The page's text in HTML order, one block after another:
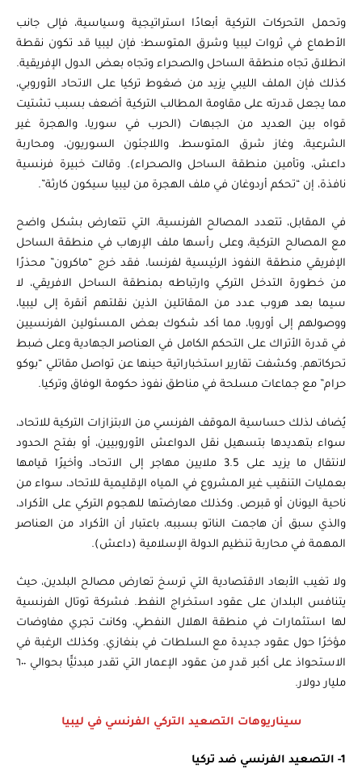
وتحمل التحركات التركية أبعادًا استراتيجية وسياسية، فإلى جانب
الأطماع في ثروات ليبيا وشرق المتوسط؛ فإن ليبيا قد تكون نقطة
انطلاق تجاه منطقة الساحل والصحراء وتجاه بعض الدول الإفريقية.
كذلك فإن الملف الليبي يزيد من ضغوط تركيا على الاتحاد الأوروبي،
مما يجعل قدرته على مقاومة المطالب التركية أضعف بسبب تشتيت
قواه بين العديد من الجبهات (الحرب في سوريا، والهجرة غير
الشرعية، وغاز شرق المتوسط، واللاجئون السوريون، ومحاربة
داعش، وتأمين منطقة الساحل والصحراء). وقالت خبيرة فرنسية
نافذة، إن “تحكم أردوغان في ملف الهجرة من ليبيا سيكون كارثة”.
في المقابل، تتعدد المصالح الفرنسية، التي تتعارض بشكل واضح
مع المصالح التركية، وعلى رأسها ملف الإرهاب في منطقة الساحل
الإفريقي منطقة النفوذ الرئيسية لفرنسا، فقد خرج “ماكرون” محذرًا
من خطورة التدخل التركي وارتباطه بمنطقة الساحل الافريقي، لا
سيما بعد هروب عدد من المقاتلين الذين نقلتهم أنقرة إلى ليبيا،
ووصولهم إلى أوروبا، مما أكد شكوك بعض المسئولين الفرنسيين
في قدرة الأتراك على التحكم الكامل في العناصر الجهادية وعلى ضبط
تحركاتهم. وكشفت تقارير استخباراتية حينها عن تواصل مقاتلي “بوكو
حرام” مع جماعات مسلحة في مناطق نفوذ حكومة الوفاق وتركيا.
يُضاف لذلك حساسية الموقف الفرنسي من الابتزازات التركية للاتحاد،
سواء بتهديدها بتسهيل نقل الدواعش الأوروبيين، أو بفتح الحدود
لانتقال ما يزيد على 3.5 ملايين مهاجر إلى الاتحاد، وأخيرًا قيامها
بعمليات التنقيب غير المشروع في المياه الإقليمية للاتحاد، سواء من
ناحية اليونان أو قبرص. وكذلك معارضتها للهجوم التركي على الأكراد،
والذي سبق أن هاجمت الناتو بسببه، باعتبار أن الأكراد من العناصر
المهمة في محاربة تنظيم الدولة الإسلامية (داعش).
ولا تغيب الأبعاد الاقتصادية التي ترسخ تعارض مصالح البلدين، حيث
يتنافس البلدان على عقود استخراج النفط. فشركة توتال الفرنسية
لها استثمارات في منطقة الهلال النفطي، وكانت تجري مفاوضات
مؤخرًا حول عقود جديدة مع السلطات في بنغازي. وكذلك الرغبة في
الاستحواذ على أكبر قدرٍ من عقود الإعمار التي تقدر مبدئيًّا بحوالي ٦٠٠
مليار دولار.
سيناريوهات التصعيد التركي الفرنسي في ليبيا